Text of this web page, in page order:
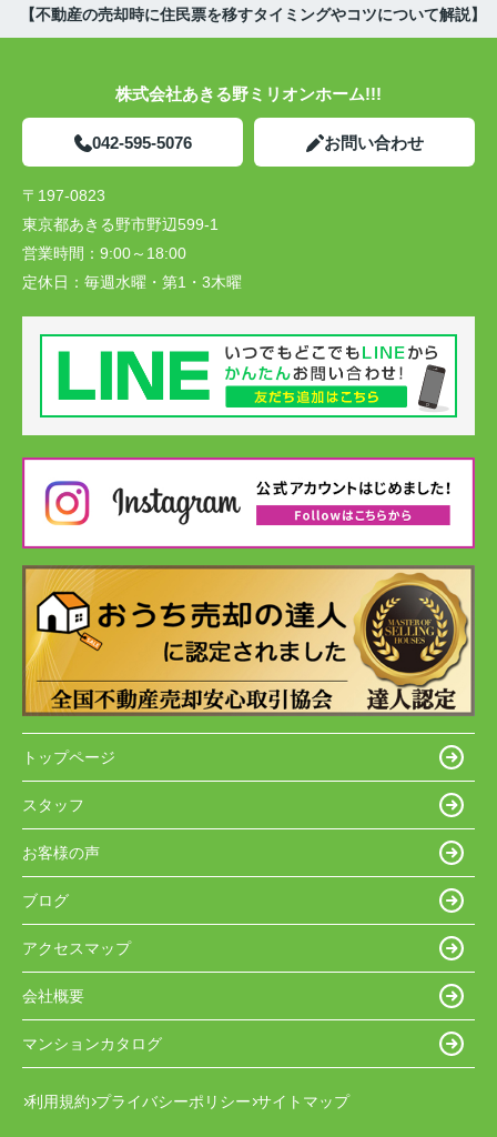
【不動産の売却時に住民票を移すタイミングやコツについて解説】
株式会社あきる野ミリオンホーム!!!
042-595-5076 お問い合わせ
〒197-0823
東京都あきる野市野辺599-1
営業時間： 9:00～18:00
定休日： 毎週水曜・第1・3木曜
トップページ
スタッフ
お客様の声
ブログ
アクセスマップ
会社概要
マンションカタログ
利用規約 プライバシーポリシー サイトマップ